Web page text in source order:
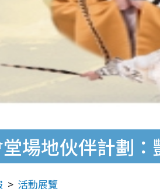
場地伙伴計劃
活動展覽